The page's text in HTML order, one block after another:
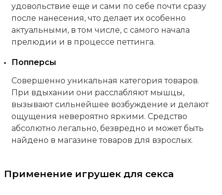
удовольствие еще и сами по себе почти сразу
после нанесения, что делает их особенно
актуальными, в том числе, с самого начала
прелюдии и в процессе петтинга.
Попперсы
Совершенно уникальная категория товаров.
При вдыхании они расслабляют мышцы,
вызывают сильнейшее возбуждение и делают
ощущения невероятно яркими. Средство
абсолютно легально, безвредно и может быть
найдено в магазине товаров для взрослых.
Применение игрушек для секса